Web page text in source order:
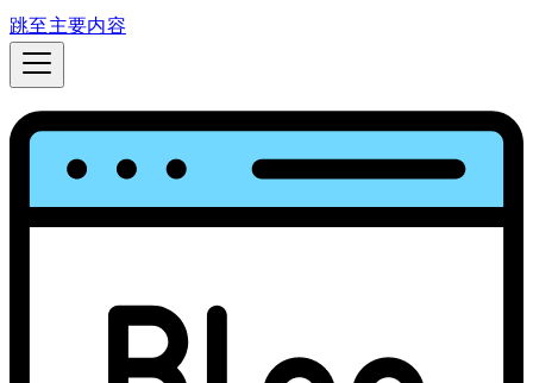
跳至主要内容